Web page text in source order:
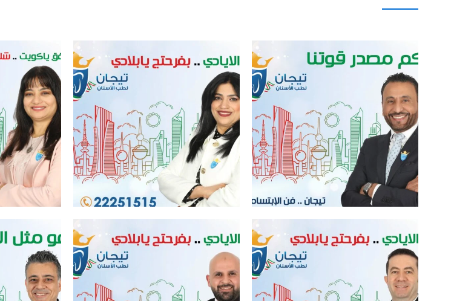
افضل افضل عيادة اسنان في الكويت افضل عيادة اسنان في الكويت